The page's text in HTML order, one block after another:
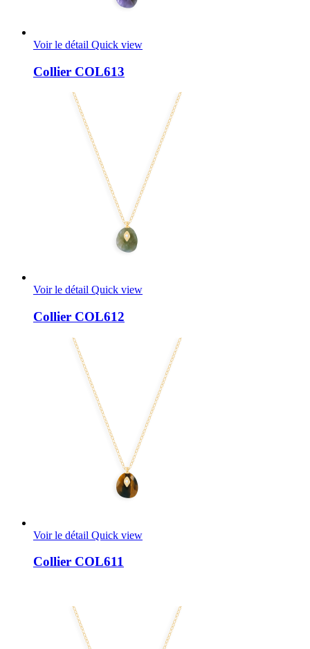
Voir le détail Quick view
Collier COL613
Voir le détail Quick view
Collier COL612
Voir le détail Quick view
Collier COL611